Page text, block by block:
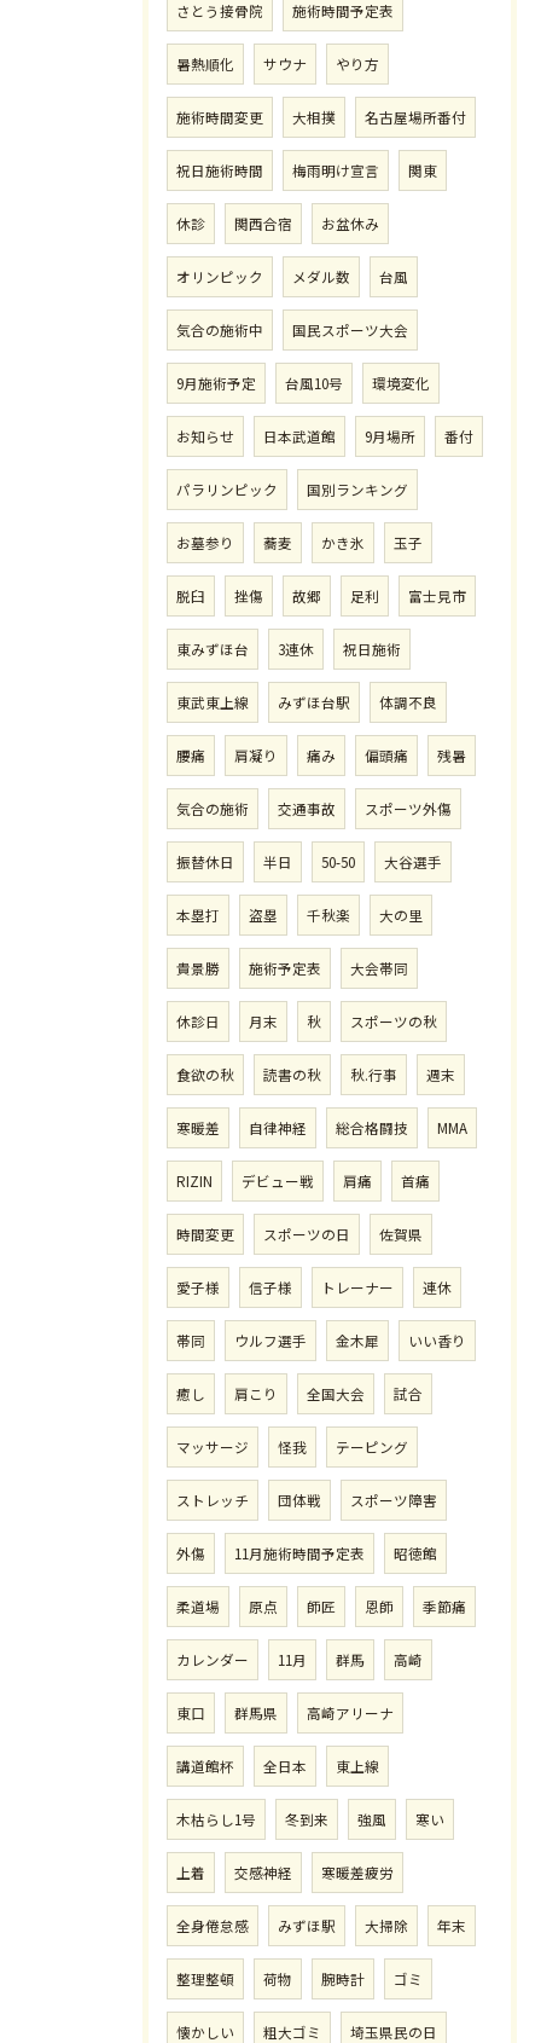
さとう接骨院 施術時間予定表
暑熱順化 サウナ やり方
施術時間変更 大相撲 名古屋場所番付
祝日施術時間 梅雨明け宣言 関東
休診 関西合宿 お盆休み
オリンピック メダル数 台風
気合の施術中 国民スポーツ大会
9月施術予定 台風10号 環境変化
お知らせ 日本武道館 9月場所 番付
パラリンピック 国別ランキング
お墓参り 蕎麦 かき氷 玉子
脱臼 挫傷 故郷 足利 富士見市
東みずほ台 3連休 祝日施術
東武東上線 みずほ台駅 体調不良
腰痛 肩凝り 痛み 偏頭痛 残暑
気合の施術 交通事故 スポーツ外傷
振替休日 半日 50-50 大谷選手
本塁打 盗塁 千秋楽 大の里
貴景勝 施術予定表 大会帯同
休診日 月末 秋 スポーツの秋
食欲の秋 読書の秋 秋.行事 週末
寒暖差 自律神経 総合格闘技 MMA
RIZIN デビュー戦 肩痛 首痛
時間変更 スポーツの日 佐賀県
愛子様 信子様 トレーナー 連休
帯同 ウルフ選手 金木犀 いい香り
癒し 肩こり 全国大会 試合
マッサージ 怪我 テーピング
ストレッチ 団体戦 スポーツ障害
外傷 11月施術時間予定表 昭徳館
柔道場 原点 師匠 恩師 季節痛
カレンダー 11月 群馬 高崎
東口 群馬県 高崎アリーナ
講道館杯 全日本 東上線
木枯らし1号 冬到来 強風 寒い
上着 交感神経 寒暖差疲労
全身倦怠感 みずほ駅 大掃除 年末
整理整頓 荷物 腕時計 ゴミ
懐かしい 粗大ゴミ 埼玉県民の日